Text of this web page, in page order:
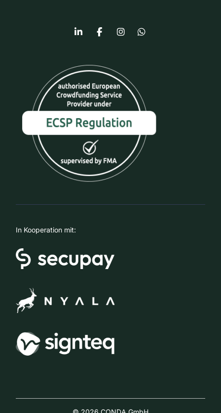
In Kooperation mit: